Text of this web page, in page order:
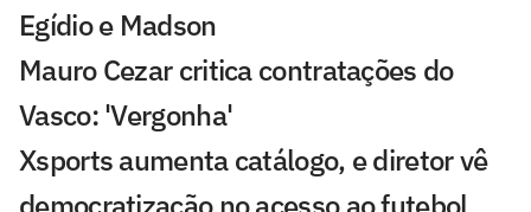
Egídio e Madson
Mauro Cezar critica contratações do
Vasco: 'Vergonha'
Xsports aumenta catálogo, e diretor vê